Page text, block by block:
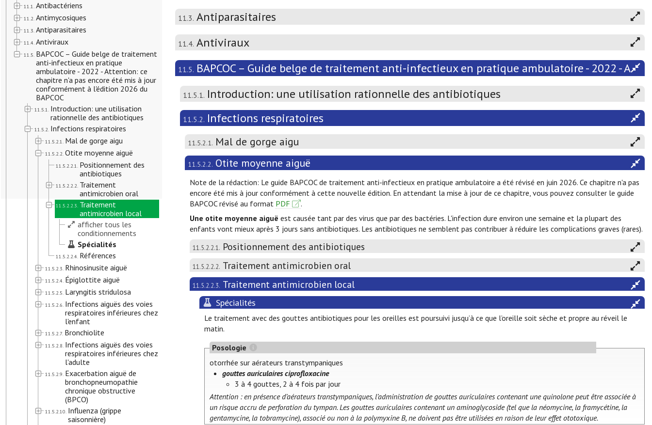
11.1. Antibactériens
11.2. Antimycosiques
11.3. Antiparasitaires
11.4. Antiviraux
11.5. BAPCOC – Guide belge de traitement
anti-infectieux en pratique
ambulatoire - 2022 - Attention: ce
chapitre n'a pas encore été mis à jour
conformément à l'édition 2026 du
BAPCOC
11.5.1. Introduction: une utilisation
rationnelle des antibiotiques
11.5.2. Infections respiratoires
11.5.2.1. Mal de gorge aigu
11.5.2.2. Otite moyenne aiguë
11.5.2.2.1. Positionnement des
antibiotiques
11.5.2.2.2. Traitement
antimicrobien oral
11.5.2.2.3. Traitement
antimicrobien local
afficher tous les
conditionnements
Spécialités
11.5.2.2.4. Références
11.5.2.3. Rhinosinusite aiguë
11.5.2.4. Épiglottite aiguë
11.5.2.5. Laryngitis stridulosa
11.5.2.6. Infections aiguës des voies
respiratoires inférieures chez
l'enfant
11.5.2.7. Bronchiolite
11.5.2.8. Infections aiguës des voies
respiratoires inférieures chez
l'adulte
11.5.2.9. Exacerbation aiguë de
bronchopneumopathie
chronique obstructive
(BPCO)
11.5.2.10. Influenza (grippe
saisonnière)
11.3. Antiparasitaires
11.4. Antiviraux
11.5. BAPCOC – Guide belge de traitement anti-infectieux en pratique ambulatoire - 2022 -
11.5.1. Introduction: une utilisation rationnelle des antibiotiques
11.5.2. Infections respiratoires
11.5.2.1. Mal de gorge aigu
11.5.2.2. Otite moyenne aiguë
Note de la rédaction: Le guide BAPCOC de traitement anti-infectieux en pratique ambulatoire a été révisé en juin 2026. Ce chapitre n'a pas
encore été mis à jour conformément à cette nouvelle édition. En attendant la mise à jour de ce chapitre, vous pouvez consulter le guide
BAPCOC révisé au format PDF
.
Une otite moyenne aiguë est causée tant par des virus que par des bactéries. L'infection dure environ une semaine et la plupart des
enfants vont mieux après 3 jours sans antibiotiques. Les antibiotiques ne semblent pas contribuer à réduire les complications graves (rares).
11.5.2.2.1. Positionnement des antibiotiques
11.5.2.2.2. Traitement antimicrobien oral
11.5.2.2.3. Traitement antimicrobien local
Spécialités
Le traitement avec des gouttes antibiotiques pour les oreilles est poursuivi jusqu’à ce que l’oreille soit sèche et propre au réveil le
matin.
Posologie
otorrhée sur aérateurs transtympaniques
gouttes auriculaires ciprofloxacine
3 à 4 gouttes, 2 à 4 fois par jour
Attention : en présence d’aérateurs transtympaniques, l’administration de gouttes auriculaires contenant une quinolone peut être associée à
un risque accru de perforation du tympan. Les gouttes auriculaires contenant un aminoglycoside (tel que la néomycine, la framycétine, la
gentamycine, la tobramycine), associé ou non à la polymyxine B, ne doivent pas être utilisées en raison de leur effet ototoxique.